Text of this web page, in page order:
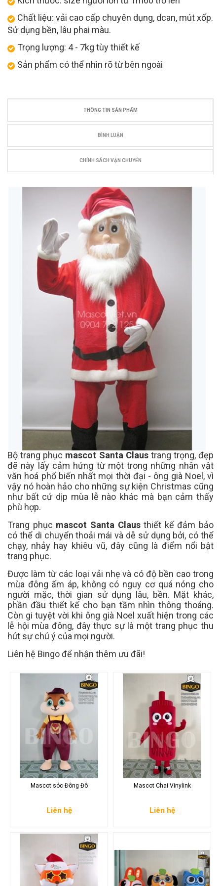
Chất liệu: vải cao cấp chuyên dụng, dcan, mút xốp.
Sử dụng bền, lâu phai màu.
Trọng lượng: 4 - 7kg tùy thiết kế
Sản phẩm có thể nhìn rõ từ bên ngoài
THÔNG TIN SẢN PHẨM
BÌNH LUẬN
CHÍNH SÁCH VẬN CHUYỂN
Bộ trang phục mascot Santa Claustrang trọng, đẹp
đẽ này lấy cảm hứng từ một trong những nhân vật
văn hoá phổ biến nhất mọi thời đại - ông già Noel, vì
vậy nó hoàn hảo cho những sự kiện Christmas cũng
như bất cứ dịp mùa lễ nào khác mà bạn cảm thấy
phù hợp.
Trang phục mascot Santa Clausthiết kế đảm bảo
có thể di chuyển thoải mái và dễ sử dụng bởi, có thể
chạy, nhảy hay khiêu vũ, đây cũng là điểm nổi bật
trang phục.
Được làm từ các loại vải nhẹ và có độ bền cao trong
mùa đông ấm áp, không có nguy cơ quá nóng cho
người mặc, thời gian sử dụng lâu, bền. Mặt khác,
phần đầu thiết kế cho bạn tầm nhìn thông thoáng.
Còn gi tuyệt vời khi ông già Noel xuất hiện trong các
lễ hội mùa đông, đây thực sự là một trang phục thu
hút sự chú ý của mọi người.
Liên hệ Bingo để nhận thêm ưu đãi!
Mascot sóc Đông Đô
Liên hệ
Mascot Chai Vinylink
Liên hệ